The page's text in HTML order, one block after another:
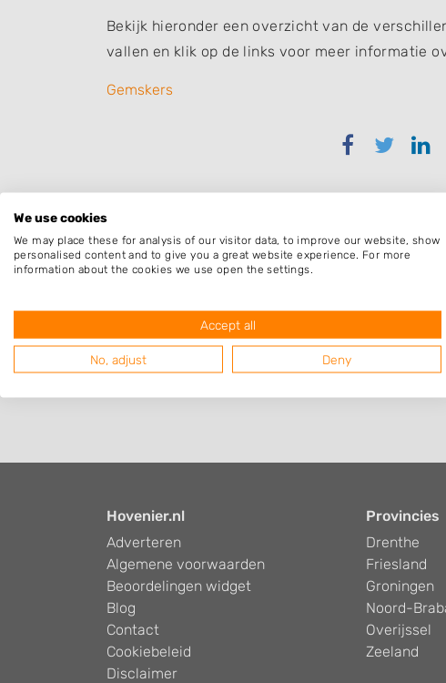
Bekijk hieronder een overzicht van de
vallen en klik op de links voor meer informatie
Gemskers
Delen
Facebook
Delen
Twitter
Hovenier.nl
Adverteren
Algemene voorwaarden
Beoordelingen widget
Blog
Contact
Cookiebeleid
Disclaimer
Provincies
Drenthe
Friesland
Groningen
Noord-
Overijssel
Zeeland
We use cookies
We may place these for analysis of our visitor data, to improve our website, show
personalised content and to give you a great website experience. For more
information about the cookies we use open the settings.
Accept all
No, adjust Deny